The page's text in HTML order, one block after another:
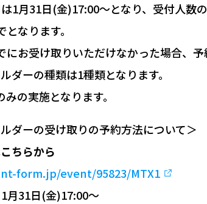
1月31日(金)17:00～となり、受付人数
なります。
お受け取りいただけなかった場合、予
ダーの種類は1種類となります。
の実施となります。
ダーの受け取りの予約方法について＞
ちらから
form.jp/event/95823/MTX1
月31日(金)17:00～